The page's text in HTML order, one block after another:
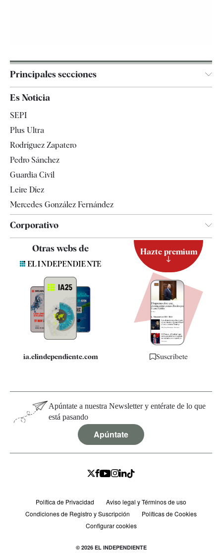
Principales secciones
España
Televisión
Es Noticia
SEPI
Plus Ultra
Rodríguez Zapatero
Pedro Sánchez
Guardia Civil
Leire Díez
Mercedes González Fernández
Corporativo
Contacto
Quiénes somos
Especificaciones
Otras webs de
ia.elindependiente.com
Hazte premium
Suscríbete
Apúntate a nuestra Newsletter y entérate de lo que
está pasando
Apúntate
Política de Privacidad
Aviso legal y Términos de uso
Condiciones de Registro y Suscripción
Políticas de Cookies
Configurar cookies
© 2026 EL INDEPENDIENTE